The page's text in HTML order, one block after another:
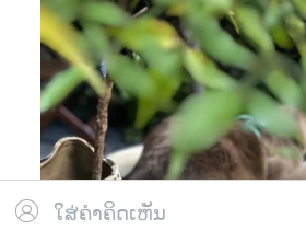
ໃສ່ຄຳຄິດເຫັນ